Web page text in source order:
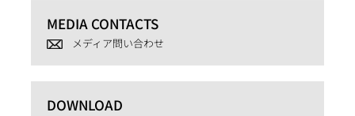
MEDIA CONTACTS
メディア問い合わせ
DOWNLOAD